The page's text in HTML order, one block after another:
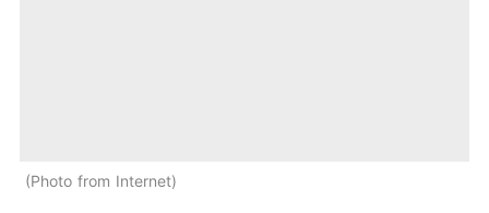
Photo from Internet